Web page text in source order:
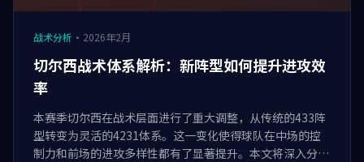
战术分析 · 2026年2月
切尔西战术体系解析：新阵型如何提升进攻效
率
本赛季切尔西在战术层面进行了重大调整，从传统的433阵
型转变为灵活的4231体系。这一变化使得球队在中场的控
制力和前场的进攻多样性都有了显著提升。本文将深入分析